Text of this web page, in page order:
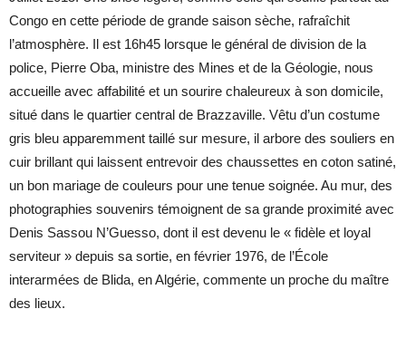
Congo en cette période de grande saison sèche, rafraîchit
l’atmosphère. Il est 16h45 lorsque le général de division de la
police, Pierre Oba, ministre des Mines et de la Géologie, nous
accueille avec affabilité et un sourire chaleureux à son domicile,
situé dans le quartier central de Brazzaville. Vêtu d’un costume
gris bleu apparemment taillé sur mesure, il arbore des souliers en
cuir brillant qui laissent entrevoir des chaussettes en coton satiné,
un bon mariage de couleurs pour une tenue soignée. Au mur, des
photographies souvenirs témoignent de sa grande proximité avec
Denis Sassou N’Guesso, dont il est devenu le « fidèle et loyal
serviteur » depuis sa sortie, en février 1976, de l’École
interarmées de Blida, en Algérie, commente un proche du maître
des lieux.